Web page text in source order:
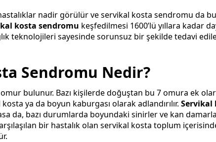
nadir görülür ve servikal kosta sendromu da
kosta sendromu keşfedilmesi 1600’lü yıllara kadar
teknolojileri sayesinde sorunsuz bir şekilde tedavi
Sendromu Nedir?
bulunur. Bazı kişilerde doğuştan bu 7 omura ek
ya da boyun kaburgası olarak adlandırılır. Servikal
da, bazı durumlarda boyundaki sinirler ve kan
bir hastalık olan servikal kosta toplum